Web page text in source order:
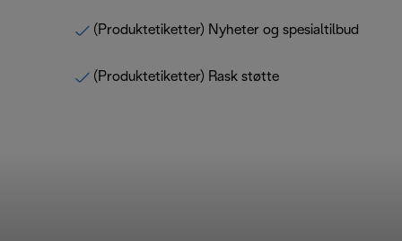
(Produktetiketter) Nyheter og spesialtilbud
(Produktetiketter) Rask støtte